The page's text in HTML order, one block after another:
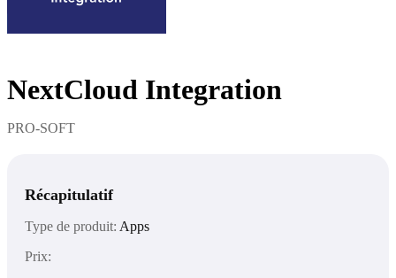
NextCloud Integration
PRO-SOFT
Récapitulatif
Type de produit: Apps
Prix: